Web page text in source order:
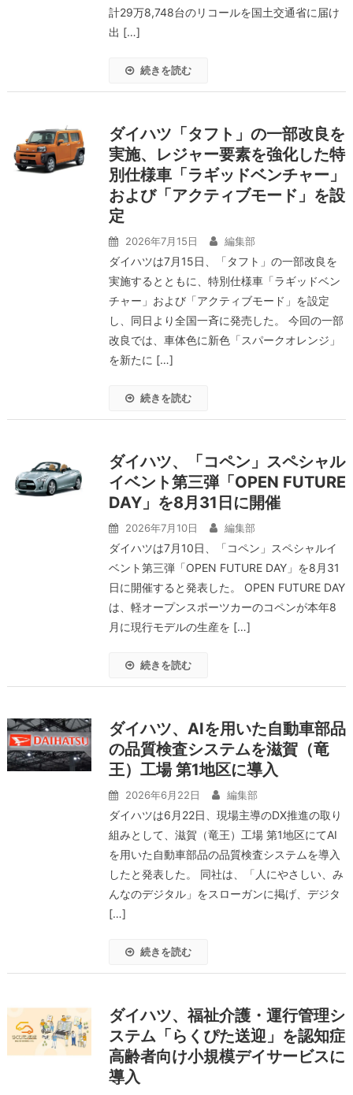
計29万8,748台のリコールを国土交通省に届け
出 […]
続きを読む
ダイハツ「タフト」の一部改良を
実施、レジャー要素を強化した特
別仕様車「ラギッドベンチャー」
および「アクティブモード」を設
定
2026年7月15日 編集部
ダイハツは7月15日、「タフト」の一部改良を
実施するとともに、特別仕様車「ラギッドベン
チャー」および「アクティブモード」を設定
し、同日より全国一斉に発売した。 今回の一部
改良では、車体色に新色「スパークオレンジ」
を新たに […]
続きを読む
ダイハツ、「コペン」スペシャル
イベント第三弾「OPEN FUTURE
DAY」を8月31日に開催
2026年7月10日 編集部
ダイハツは7月10日、「コペン」スペシャルイ
ベント第三弾「OPEN FUTURE DAY」を8月31
日に開催すると発表した。 OPEN FUTURE DAY
は、軽オープンスポーツカーのコペンが本年8
月に現行モデルの生産を […]
続きを読む
ダイハツ、AIを用いた自動車部品
の品質検査システムを滋賀（竜
王）工場 第1地区に導入
2026年6月22日 編集部
ダイハツは6月22日、現場主導のDX推進の取り
組みとして、滋賀（竜王）工場 第1地区にてAI
を用いた自動車部品の品質検査システムを導入
したと発表した。 同社は、「人にやさしい、み
んなのデジタル」をスローガンに掲げ、デジタ
[…]
続きを読む
ダイハツ、福祉介護・運行管理シ
ステム「らくぴた送迎」を認知症
高齢者向け小規模デイサービスに
導入